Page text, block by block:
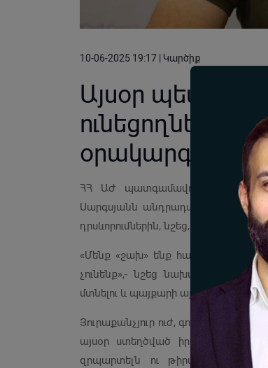
10-06-2025 19:17 | Կարծիք
Այսօր պետք է
ունեցողներին
օրակարգի
ՀՀ ԱԺ պատգամավոր Տիգրան
Սարգսյանն անդրադառնալով
դրսևորումներին, նշեց, որ ՀՀԿ-ի
«Մենք «շախ» ենք հայտարարում
չունենք»,- նշեց նախագահը, նաև
մտնելու և պայքարի այս բարդ
Յուրաքանչյուր ուժ, գործիչ կարող
այսօր ստեղծված իրավիճակի
զրպարտելն ու թիրախավորելը